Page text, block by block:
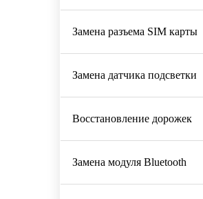
Замена разъема SIM карты
Замена датчика подсветки
Восстановление дорожек
Замена модуля Bluetooth